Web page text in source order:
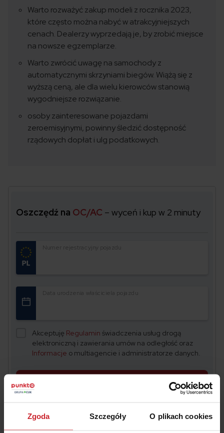
Zgoda Szczegóły O plikach cookies
Warto rozważyć zakup modeli z rocznika 2023,
które często można nabyć w atrakcyjniejszych
cenach. Dealerzy wyprzedają je, by zrobić miejsce
na nowsze egzemplarze.
Warto zwrócić uwagę na samochody z
automatycznymi skrzyniami biegów. Wiążą się z
wyższą ceną, ale dla wielu kierowców stanowią
wygodniejsze rozwiązanie.
osoby zainteresowane pojazdami
zeroemisyjnymi, powinny śledzić dostępność
rządowych dopłat i ulg podatkowych.
Oszczędź na OC/AC – wyceń i kup w 2 minuty
Numer rejestracyjny pojazdu
Data urodzenia właściciela pojazdu
Akceptuję Regulamin świadczenia usług drogą
elektroniczną i zawierania umów na odległość oraz
Informacje o multiagencie i administratorze danych.